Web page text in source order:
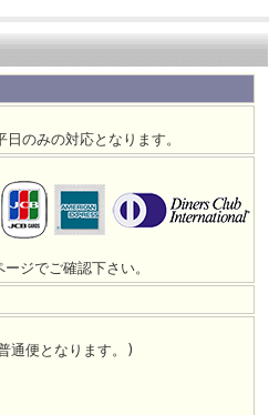
のみの対応となります。
ジでご確認下さい。
通便となります。)